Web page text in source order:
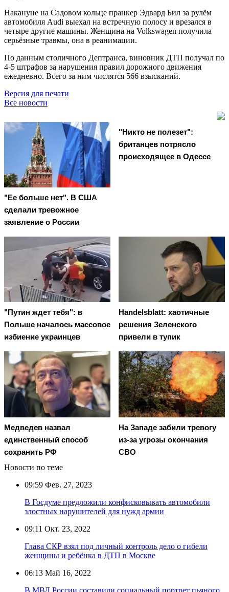
Накануне на Садовом кольце пранкер Эдвард Бил за рулём
автомобиля Audi выехал на встречную полосу и врезался в
четыре другие машины. Женщина на Volkswagen получила
серьёзные травмы, она в реанимации.
По данным столичного Дептранса, виновник ДТП получал по
4-5 штрафов за нарушения правил дорожного движения
ежедневно. Всего за ним числятся 566 взысканий.
Версия для печати
Все новости
"Ее больше нет". В США
сделали тревожное
заявление о России
"Никто не полезет":
британцев потрясло
происходящее в Одессе
"Путин ждет тебя": в
Польше началось массовое
избиение украинцев
Handelsblatt: хаотичные
решения Зеленского
привели в тупик
Медведев назвал
единственный способ
сохранить РФ
На Западе забили тревогу
из-за угрозы окончания
СВО
Новости по теме
09:59 Фев. 27, 2023
В Госдуме предложили конфисковывать автомобили
злостных нарушителей для нужд армии
09:11 Окт. 23, 2022
Глава СКР взял под личный контроль дело о гибели
женщины и ребёнка в ДТП в Москве
06:13 Май 16, 2022
В МВД России составили социальный портрет пьяного